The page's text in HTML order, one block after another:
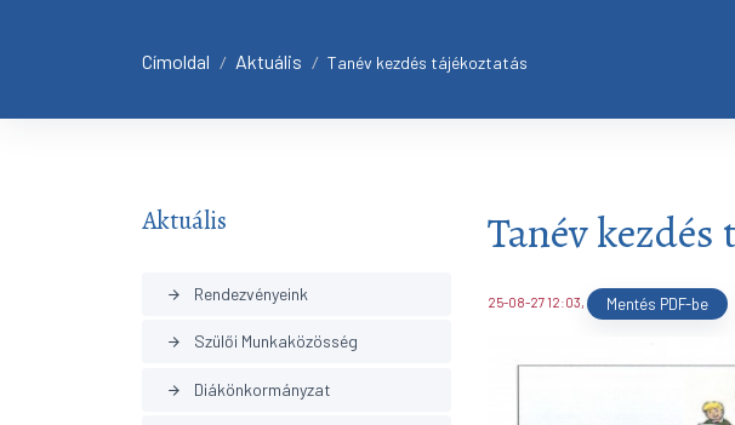
Címoldal / Aktuális / Tanév kezdés tájékoztatás
Aktuális
arrow_forward Rendezvényeink
arrow_forward Szülői Munkaközösség
arrow_forward Diákönkormányzat
Tanév
25-08-27 12:03, Mentés PDF-be